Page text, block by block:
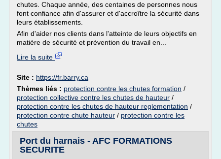
chutes. Chaque année, des centaines de personnes nous
font confiance afin d'assurer et d'accroître la sécurité dans
leurs établissements.
Afin d'aider nos clients dans l'atteinte de leurs objectifs en
matière de sécurité et prévention du travail en...
Lire la suite
Site : https://fr.barry.ca
Thèmes liés : protection contre les chutes formation /
protection collective contre les chutes de hauteur /
protection contre les chutes de hauteur reglementation /
protection contre chute hauteur / protection contre les
chutes
Port du harnais - AFC FORMATIONS
SECURITE